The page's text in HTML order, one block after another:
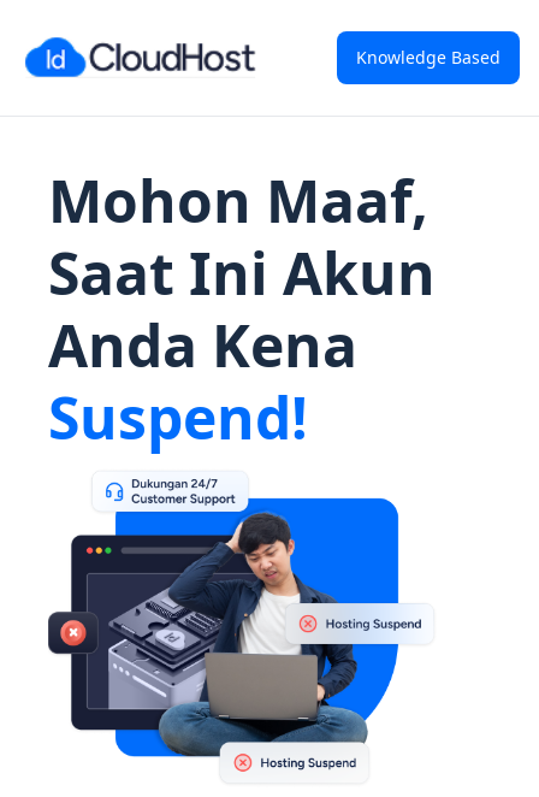
Knowledge Based
Mohon Maaf,
Saat Ini Akun
Anda Kena
Suspend!